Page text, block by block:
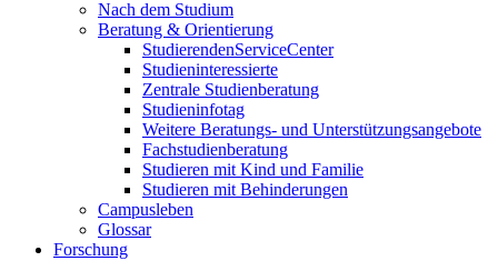
Nach dem Studium
Beratung & Orientierung
StudierendenServiceCenter
Studieninteressierte
Zentrale Studienberatung
Studieninfotag
Weitere Beratungs- und Unterstützungsangebote
Fachstudienberatung
Studieren mit Kind und Familie
Studieren mit Behinderungen
Campusleben
Glossar
Forschung